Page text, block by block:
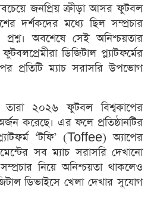
জনপ্রিয় ক্রীড়া আসর ফুটবল
দর্শকদের মধ্যে ছিল সম্প্রচার
অবশেষে সেই অনিশ্চয়তার
ডিজিটাল প্ল্যাটফর্মের
প্রতিটি ম্যাচ সরাসরি উপভোগ
তারা ২০২৬ ফুটবল বিশ্বকাপের
করেছে। এর ফলে প্রতিষ্ঠানটির
‘টফি’ (Toffee) অ্যাপের
সব ম্যাচ সরাসরি দেখানো
নিয়ে অনিশ্চয়তা থাকলেও
ডিভাইসে খেলা দেখার সুযোগ